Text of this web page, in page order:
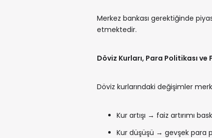
Merkez bankası gerektiğinde
etmektedir.
Döviz Kurları, Para Politikası
Döviz kurlarındaki değişimler
Kur artışı → faiz artırımı
Kur düşüşü → gevşek para